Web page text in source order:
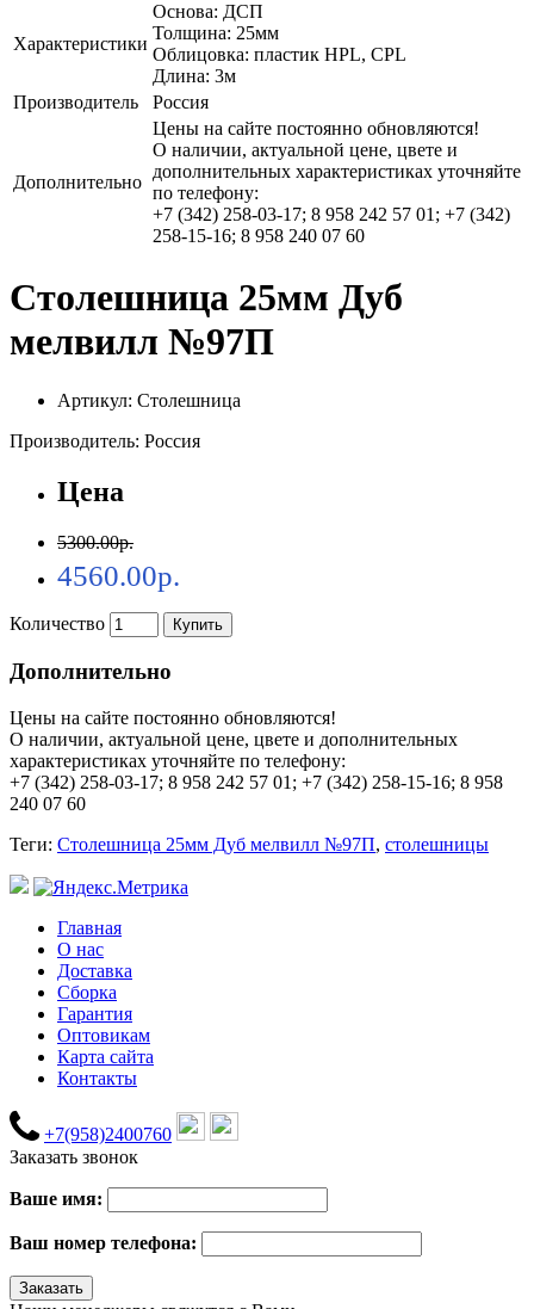
Характеристики
Основа: ДСП
Толщина: 25мм
Облицовка: пластик HPL, CPL
Длина: 3м
Производитель
Россия
Дополнительно
Цены на сайте постоянно обновляются!
О наличии, актуальной цене, цвете и
дополнительных характеристиках уточняйте
по телефону:
+7 (342) 258-03-17; 8 958 242 57 01; +7 (342)
258-15-16; 8 958 240 07 60
Столешница 25мм Дуб
мелвилл №97П
Артикул: Столешница
Производитель: Россия
Цена
5300.00р.
4560.00р.
Количество Купить
Дополнительно
Цены на сайте постоянно обновляются!
О наличии, актуальной цене, цвете и дополнительных
характеристиках уточняйте по телефону:
+7 (342) 258-03-17; 8 958 242 57 01; +7 (342) 258-15-16; 8 958
240 07 60
Теги: Столешница 25мм Дуб мелвилл №97П, столешницы
Главная
О нас
Доставка
Сборка
Гарантия
Оптовикам
Карта сайта
Контакты
+7(958)2400760
Заказать звонок
Ваше имя:
Ваш номер телефона: